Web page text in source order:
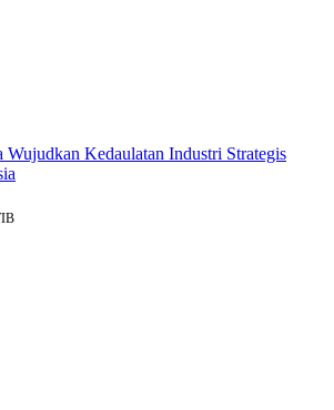
Wujudkan Kedaulatan Industri Strategis